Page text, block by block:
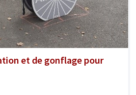
et de gonflage pour